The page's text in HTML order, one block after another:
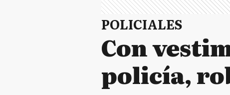
POLICIALES
Con
policía,